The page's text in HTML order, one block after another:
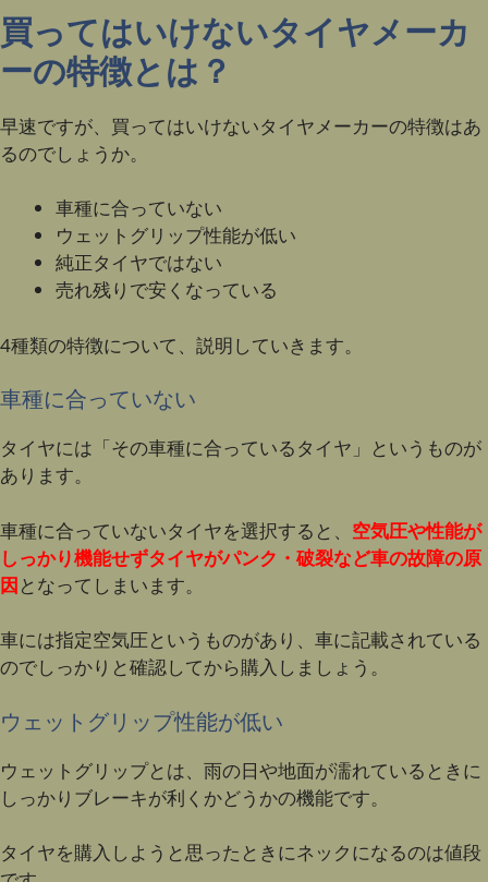
買ってはいけないタイヤメーカ
ーの特徴とは？
早速ですが、買ってはいけないタイヤメーカーの特徴はあ
るのでしょうか。
車種に合っていない
ウェットグリップ性能が低い
純正タイヤではない
売れ残りで安くなっている
4種類の特徴について、説明していきます。
車種に合っていない
タイヤには「その車種に合っているタイヤ」というものが
あります。
車種に合っていないタイヤを選択すると、 空気圧や性能が
しっかり機能せずタイヤがパンク・破裂など車の故障の原
因となってしまいます。
車には指定空気圧というものがあり、車に記載されている
のでしっかりと確認してから購入しましょう。
ウェットグリップ性能が低い
ウェットグリップとは、雨の日や地面が濡れているときに
しっかりブレーキが利くかどうかの機能です。
タイヤを購入しようと思ったときにネックになるのは値段